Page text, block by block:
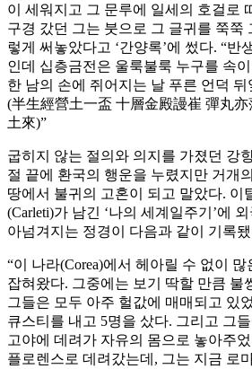
이 세워지고 그 문루에 일세의 호걸로
구경 갔던 그는 붓으로 그 글귀를 쭉쭉
렇게 써놓았다고 ‘간양록’에 썼다. “반
인데 십층금전은 울룩불룩 누구를 속
한 남의 손에 쥐어지는 날 푸른 언덕
(半生經營土一盃 十層金殿謾崔 彈丸
土來)”
굽히지 않는 절의와 의지를 가졌던 강
절 끝에 환국의 행운을 누렸지만 거개
땅에서 불귀의 고혼이 되고 말았다. 이
(Carleti)가 남긴 ‘나의 세계일주기’에
아넘겨지는 정경이 다음과 같이 기록
“이 나라(Corea)에서 헤아릴 수 없이
잡혀왔다. 그중에는 보기 딱할 만큼 불
그들은 모두 아주 헐값에 매매되고 있
큐스티를 내고 5명을 샀다. 그리고 그
고야에 데려가 자유의 몸으로 놓아주
플로렌스로 데려갔는데, 그는 지금 로